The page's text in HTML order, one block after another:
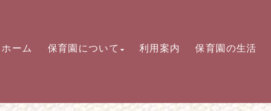
ホーム 保育園について 利用案内 保育園の生活